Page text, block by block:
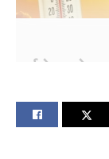
सूर्य देवता ने
जन जीवन हुआ